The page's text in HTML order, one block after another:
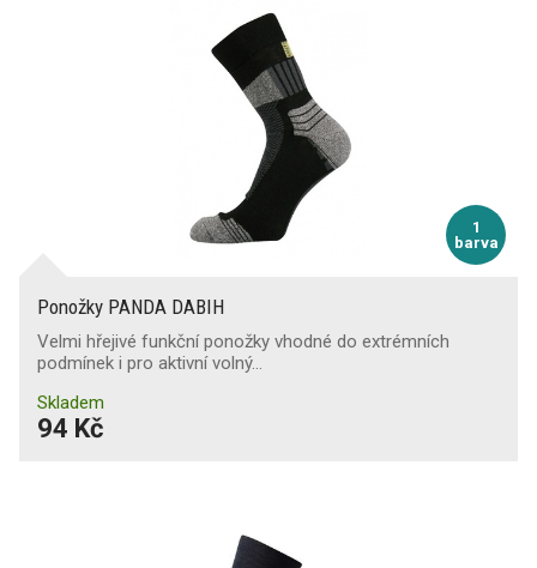
1
barva
Ponožky PANDA DABIH
Velmi hřejivé funkční ponožky vhodné do extrémních
podmínek i pro aktivní volný…
Skladem
94 Kč